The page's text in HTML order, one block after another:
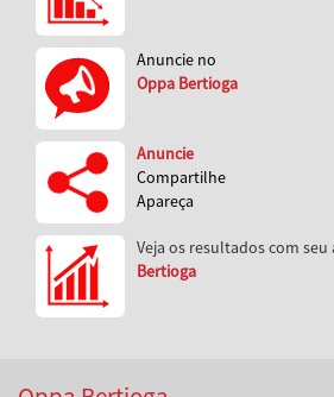
Anuncie no
Oppa Bertioga
Anuncie
Compartilhe
Apareça
Veja os resultados com seu
Bertioga